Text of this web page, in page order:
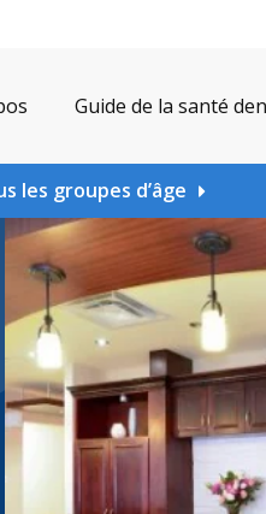
Guide de la santé
les groupes d’âge